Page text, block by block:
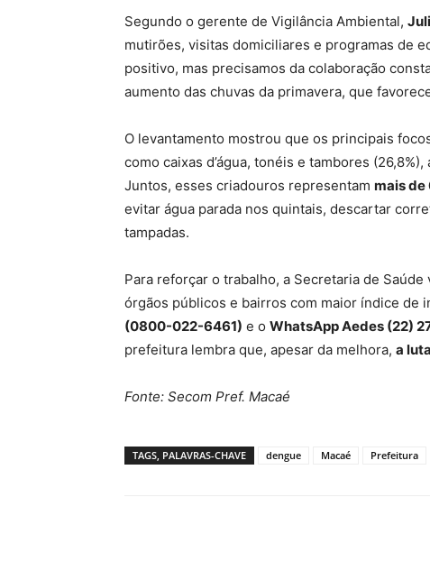
Segundo o gerente de Vigilância Ambiental,
mutirões, visitas domiciliares e programas de
positivo, mas precisamos da colaboração
aumento das chuvas da primavera, que
O levantamento mostrou que os principais
como caixas d’água, tonéis e tambores
Juntos, esses criadouros representam mais de
evitar água parada nos quintais, descartar
tampadas.
Para reforçar o trabalho, a Secretaria de
órgãos públicos e bairros com maior índice de
(0800-022-6461) e o WhatsApp Aedes (22)
prefeitura lembra que, apesar da melhora, a
Fonte: Secom Pref. Macaé
TAGS, PALAVRAS-CHAVE dengue Macaé Prefeitura